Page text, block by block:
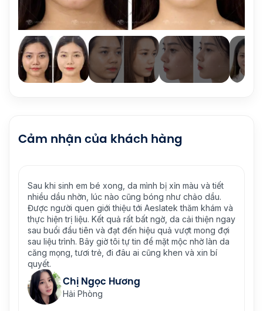
Cảm nhận của khách hàng
và
ngay
đợi
làn da
Khoảng 2 năm trở lại đây, da ngày càng khô nẻ, bong
tróc, thâm mụn cũng lâu lành hơn khiến cho việc trang
điểm của mình rất chật vật vì da không ăn phấn. Qua
Aeslatek, được bác sĩ Nghị thăm khám và tư vấn mới
biết đó là những dấu hiệu quả tình trạng lão hóa da.
Cũng may là trị liệu sớm chứ để một thời gian nữa da
càng yếu sẽ xuất hiện nếp nhăn xấu xí. Sau khi thực
rệt. Da mịn đẹp lên trông thấy, make-up cũng dễ
dàng hơn nhiều.